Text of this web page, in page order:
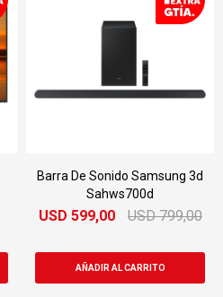
Barra De Sonido Samsung 3d
Sahws700d
USD 599,00 USD 799,00